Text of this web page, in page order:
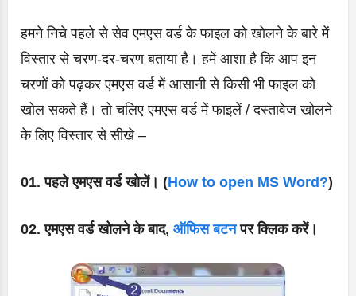
हमने निचे पहले से सेव एमएस वर्ड के फाइल को खोलने के बारे में
विस्तार से चरण-दर-चरण बताया है। हमें आशा है कि आप इन
चरणों को पढ़कर एमएस वर्ड में आसानी से किसी भी फाइल को
खोल सकते हैं। तो चलिए एमएस वर्ड में फाइलें / दस्तावेज खोलने
के लिए विस्तार से सीखे –
01. पहले एमएस वर्ड खोलें। (How to open MS Word?)
02. एमएस वर्ड खोलने के बाद, ऑफिस बटनपर क्लिक करें।